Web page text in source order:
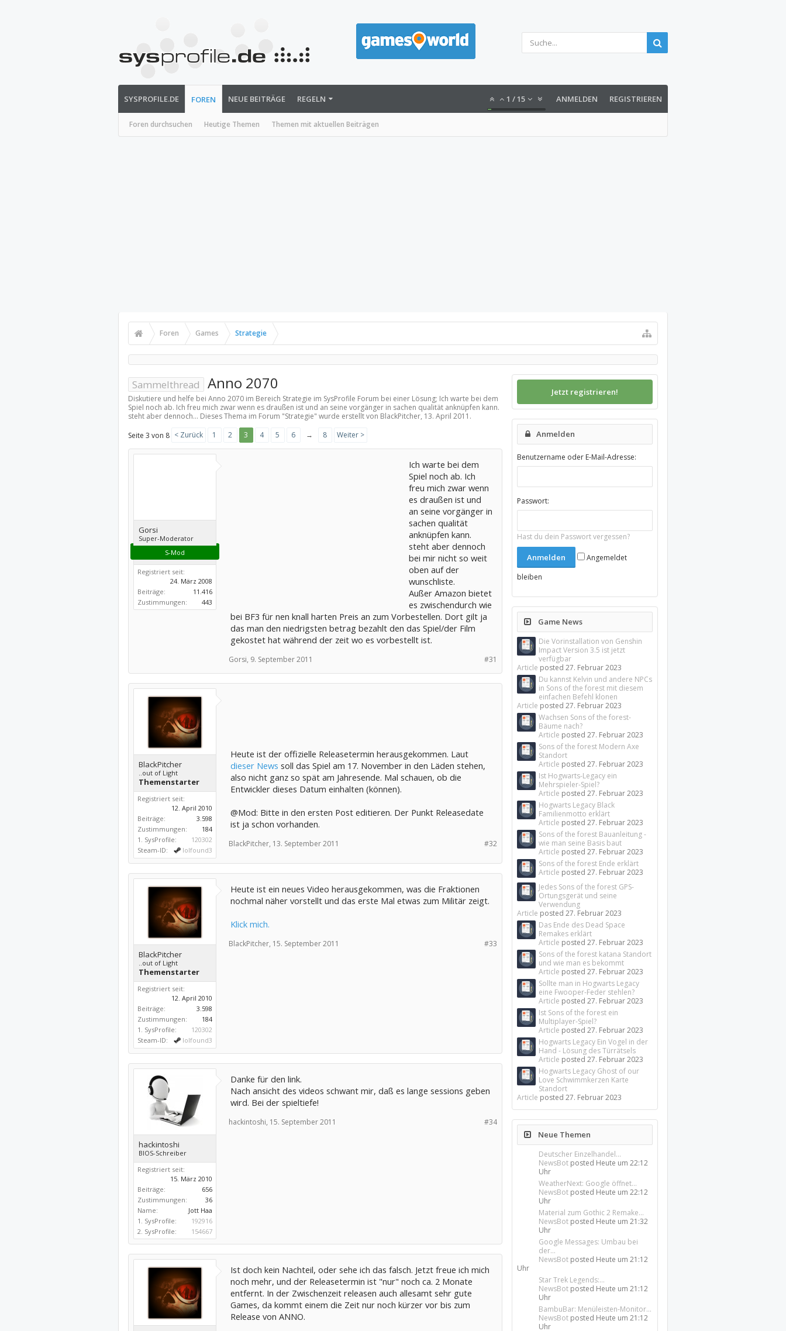
SYSPROFILE.DE FOREN
Foren durchsuchen Heutige Themen Themen mit aktuellen Beiträgen
NEUE BEITRÄGE REGELN 1 /15 ANMELDEN REGISTRIEREN
Foren Games Strategie
Sammelthread Anno 2070
Diskutiere und helfe bei Anno 2070 im Bereich Strategie im SysProfile Forum bei einer Lösung; Ich warte bei dem
Spiel noch ab. Ich freu mich zwar wenn es draußen ist und an seine vorgänger in sachen qualität anknüpfen kann.
steht aber dennoch... Dieses Thema im Forum "Strategie" wurde erstellt von BlackPitcher, 13. April 2011 .
Seite 3 von 8 < Zurück 1 2 3 4 5 6 → 8 Weiter >
Gorsi
Super-Moderator
S-Mod
Registriert seit:
24. März 2008
Beiträge:
11.416
Zustimmungen:
443
Ich warte bei dem
Spiel noch ab. Ich
freu mich zwar wenn
es draußen ist und
an seine vorgänger in
sachen qualität
anknüpfen kann.
steht aber dennoch
bei mir nicht so weit
oben auf der
wunschliste.
Außer Amazon bietet
es zwischendurch wie
bei BF3 für nen knall harten Preis an zum Vorbestellen. Dort gilt ja
das man den niedrigsten betrag bezahlt den das Spiel/der Film
gekostet hat während der zeit wo es vorbestellt ist.
#31
Gorsi, 9. September 2011
BlackPitcher
..out of Light
Themenstarter
Registriert seit:
12. April 2010
Beiträge:
3.598
Zustimmungen:
184
1. SysProfile:
120302
Steam-ID:
lolfound3
Heute ist der offizielle Releasetermin herausgekommen. Laut
dieser News soll das Spiel am 17. November in den Läden stehen,
also nicht ganz so spät am Jahresende. Mal schauen, ob die
Entwickler dieses Datum einhalten (können).
@Mod: Bitte in den ersten Post editieren. Der Punkt Releasedate
ist ja schon vorhanden.
#32
BlackPitcher, 13. September 2011
BlackPitcher
..out of Light
Themenstarter
Registriert seit:
12. April 2010
Beiträge:
3.598
Zustimmungen:
184
1. SysProfile:
120302
Steam-ID:
lolfound3
Heute ist ein neues Video herausgekommen, was die Fraktionen
nochmal näher vorstellt und das erste Mal etwas zum Militär zeigt.
Klick mich.
#33
BlackPitcher, 15. September 2011
hackintoshi
BIOS-Schreiber
Registriert seit:
15. März 2010
Beiträge:
656
Zustimmungen:
36
Name:
Jott Haa
1. SysProfile:
192916
2. SysProfile:
154667
Danke für den link.
Nach ansicht des videos schwant mir, daß es lange sessions geben
wird. Bei der spieltiefe!
#34
hackintoshi, 15. September 2011
Ist doch kein Nachteil, oder sehe ich das falsch. Jetzt freue ich mich
noch mehr, und der Releasetermin ist "nur" noch ca. 2 Monate
entfernt. In der Zwischenzeit releasen auch allesamt sehr gute
Games, da kommt einem die Zeit nur noch kürzer vor bis zum
Release von ANNO.
Jetzt registrieren!
Anmelden
Benutzername oder E-Mail-Adresse:
Passwort:
Hast du dein Passwort vergessen?
Angemeldet
bleiben
Game News
Die Vorinstallation von Genshin
Impact Version 3.5 ist jetzt
verfügbar
Article posted27. Februar 2023
Du kannst Kelvin und andere NPCs
in Sons of the forest mit diesem
einfachen Befehl klonen
Article posted27. Februar 2023
Wachsen Sons of the forest-
Bäume nach?
Article posted27. Februar 2023
Sons of the forest Modern Axe
Standort
Article posted27. Februar 2023
Ist Hogwarts-Legacy ein
Mehrspieler-Spiel?
Article posted27. Februar 2023
Hogwarts Legacy Black
Familienmotto erklärt
Article posted27. Februar 2023
Sons of the forest Bauanleitung -
wie man seine Basis baut
Article posted27. Februar 2023
Sons of the forest Ende erklärt
Article posted27. Februar 2023
Jedes Sons of the forest GPS-
Ortungsgerät und seine
Verwendung
Article posted27. Februar 2023
Das Ende des Dead Space
Remakes erklärt
Article posted27. Februar 2023
Sons of the forest katana Standort
und wie man es bekommt
Article posted27. Februar 2023
Sollte man in Hogwarts Legacy
eine Fwooper-Feder stehlen?
Article posted27. Februar 2023
Ist Sons of the forest ein
Multiplayer-Spiel?
Article posted27. Februar 2023
Hogwarts Legacy Ein Vogel in der
Hand - Lösung des Türrätsels
Article posted27. Februar 2023
Hogwarts Legacy Ghost of our
Love Schwimmkerzen Karte
Standort
Article posted27. Februar 2023
Neue Themen
Deutscher Einzelhandel...
NewsBot posted Heute um 22:12
Uhr
WeatherNext: Google öffnet...
NewsBot posted Heute um 22:12
Uhr
Material zum Gothic 2 Remake...
NewsBot posted Heute um 21:32
Uhr
Google Messages: Umbau bei
der...
NewsBot posted Heute um 21:12
Uhr
Star Trek Legends:...
NewsBot posted Heute um 21:12
Uhr
BambuBar: Menüleisten-Monitor...
NewsBot posted Heute um 21:12
Uhr